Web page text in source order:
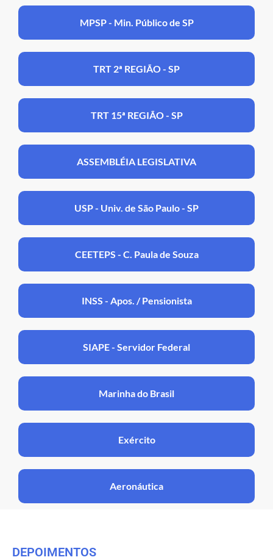
MPSP - Min. Público de SP
TRT 2ª REGIÃO - SP
TRT 15ª REGIÃO - SP
ASSEMBLÉIA LEGISLATIVA
USP - Univ. de São Paulo - SP
CEETEPS - C. Paula de Souza
INSS - Apos. / Pensionista
SIAPE - Servidor Federal
Marinha do Brasil
Exército
Aeronáutica
DEPOIMENTOS